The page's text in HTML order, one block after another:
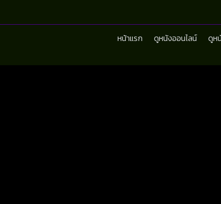
หน้าแรก ดูหนังออนไลน์ ดูห